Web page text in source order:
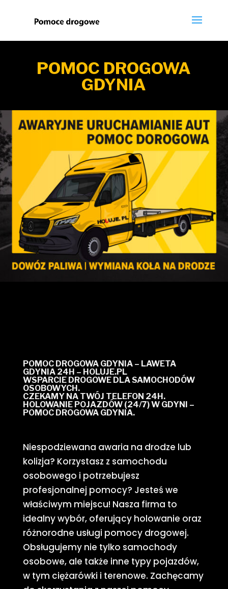
POMOC DROGOWA
GDYNIA
POMOC DROGOWA GDYNIA – LAWETA
GDYNIA 24H – HOLUJE.PL
WSPARCIE DROGOWE DLA SAMOCHODÓW
OSOBOWYCH.
CZEKAMY NA TWÓJ TELEFON 24H.
HOLOWANIE POJAZDÓW (24/7) W GDYNI –
POMOC DROGOWA GDYNIA.
Niespodziewana awaria na drodze lub
kolizja? Korzystasz z samochodu
osobowego i potrzebujesz
profesjonalnej pomocy? Jesteś we
właściwym miejscu! Nasza firma to
idealny wybór, oferujący holowanie oraz
różnorodne usługi pomocy drogowej.
Obsługujemy nie tylko samochody
osobowe, ale także inne typy pojazdów,
w tym ciężarówki i terenowe. Zachęcamy